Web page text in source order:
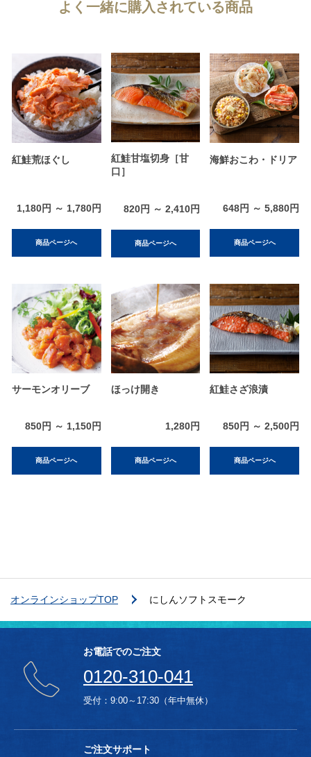
よく一緒に購入されている商品
紅鮭荒ほぐし
1,180円 ～ 1,780円
商品ページへ
紅鮭甘塩切身［甘
口］
820円 ～ 2,410円
商品ページへ
海鮮おこわ・ドリア
648円 ～ 5,880円
商品ページへ
サーモンオリーブ
850円 ～ 1,150円
商品ページへ
ほっけ開き
1,280円
商品ページへ
紅鮭さざ浪漬
850円 ～ 2,500円
商品ページへ
オンラインショップTOP にしんソフトスモーク
お電話でのご注文
0120-310-041
受付：9:00～17:30（年中無休）
ご注文サポート